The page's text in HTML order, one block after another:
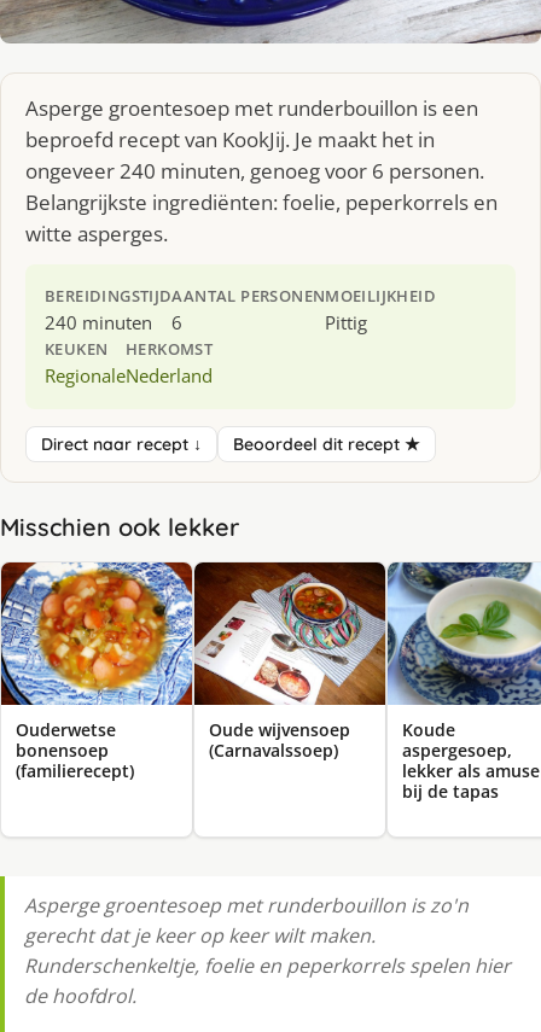
Asperge groentesoep met runderbouillon is een
beproefd recept van KookJij. Je maakt het in
ongeveer 240 minuten, genoeg voor 6 personen.
Belangrijkste ingrediënten: foelie, peperkorrels en
witte asperges.
BEREIDINGSTIJD
240 minuten
AANTAL PERSONEN
6
MOEILIJKHEID
Pittig
KEUKEN
Regionale
HERKOMST
Nederland
Direct naar recept ↓ Beoordeel dit recept ★
Misschien ook lekker
Ouderwetse
bonensoep
(familierecept)
Oude wijvensoep
(Carnavalssoep)
Koude
aspergesoep,
lekker als
bij de tapas
Asperge groentesoep met runderbouillon is zo'n
gerecht dat je keer op keer wilt maken.
Runderschenkeltje, foelie en peperkorrels spelen hier
de hoofdrol.